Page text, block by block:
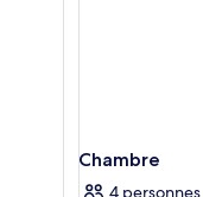
Chambre
4 personnes